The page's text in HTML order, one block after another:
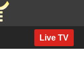
Live TV